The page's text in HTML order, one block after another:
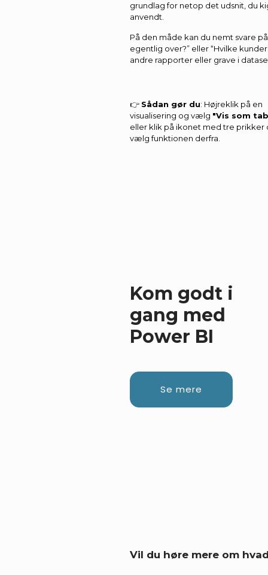
grundlag for netop det udsnit, du
anvendt.
På den måde kan du nemt svare
egentlig over?” eller “Hvilke
andre rapporter eller grave i
👉 Sådan gør du: Højreklik på en
visualisering og vælg "Vis som
eller klik på ikonet med tre prikker
vælg funktionen derfra.
Kom godt i
gang med
Power BI
Se mere
Vil du høre mere om